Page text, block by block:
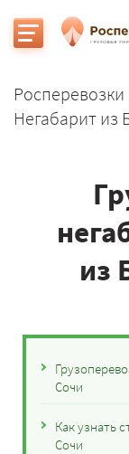
Росперевозки
Негабарит из
из
Сочи
Как узнать
Сочи